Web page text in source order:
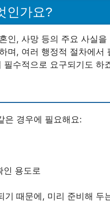
인가요?
인, 사망 등의 주요 사실
며, 여러 행정적 절차에
수적으로 요구되기도 하
은 경우에 필요해요:
인 용도로
기 때문에, 미리 준비해 두